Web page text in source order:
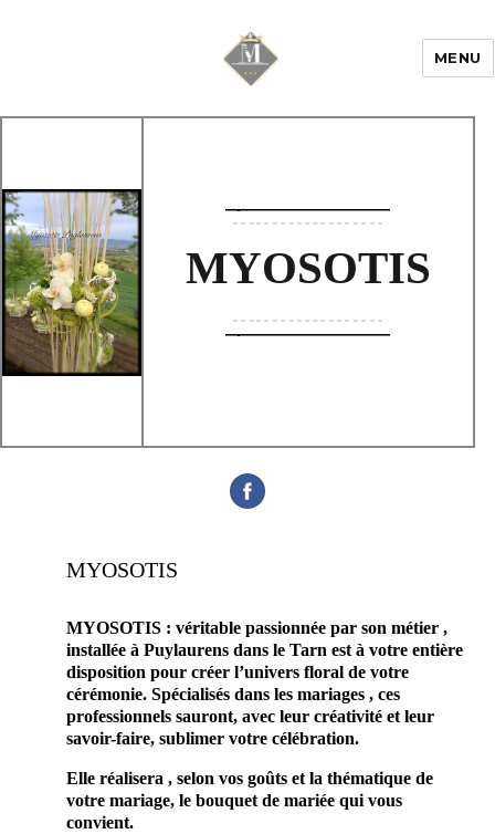
MENU
MYOSOTIS
MYOSOTIS
MYOSOTIS : véritable passionnée par son métier ,
installée à Puylaurens dans le Tarn est à votre entière
disposition pour créer l’univers floral de votre
cérémonie. Spécialisés dans les mariages , ces
professionnels sauront, avec leur créativité et leur
savoir-faire, sublimer votre célébration.
Elle réalisera , selon vos goûts et la thématique de
votre mariage, le bouquet de mariée qui vous
convient.